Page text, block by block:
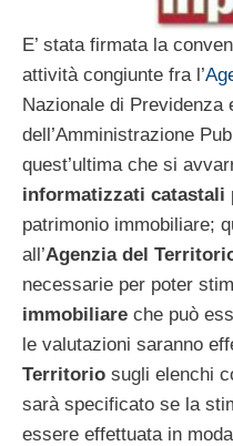
E’ stata firmata la
attività congiunte fra l’
Nazionale di Previdenza
dell’Amministrazione
quest’ultima che si
informatizzati catastali
patrimonio immobiliare;
all’Agenzia del
necessarie per poter
immobiliare che può
le valutazioni saranno
Territorio sugli elenchi
sarà specificato se la
essere effettuata in